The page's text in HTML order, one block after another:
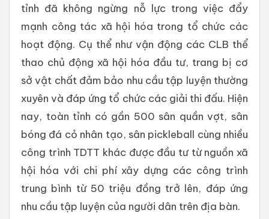
tỉnh đã không ngừng nỗ lực trong việc đẩy
mạnh công tác xã hội hóa trong tổ chức các
hoạt động. Cụ thể như vận động các CLB thể
thao chủ động xã hội hóa đầu tư, trang bị cơ
sở vật chất đảm bảo nhu cầu tập luyện thường
xuyên và đáp ứng tổ chức các giải thi đấu. Hiện
nay, toàn tỉnh có gần 500 sân quần vợt, sân
bóng đá cỏ nhân tạo, sân pickleball cùng nhiều
công trình TDTT khác được đầu tư từ nguồn xã
hội hóa với chi phí xây dựng các công trình
trung bình từ 50 triệu đồng trở lên, đáp ứng
nhu cầu tập luyện của người dân trên địa bàn.